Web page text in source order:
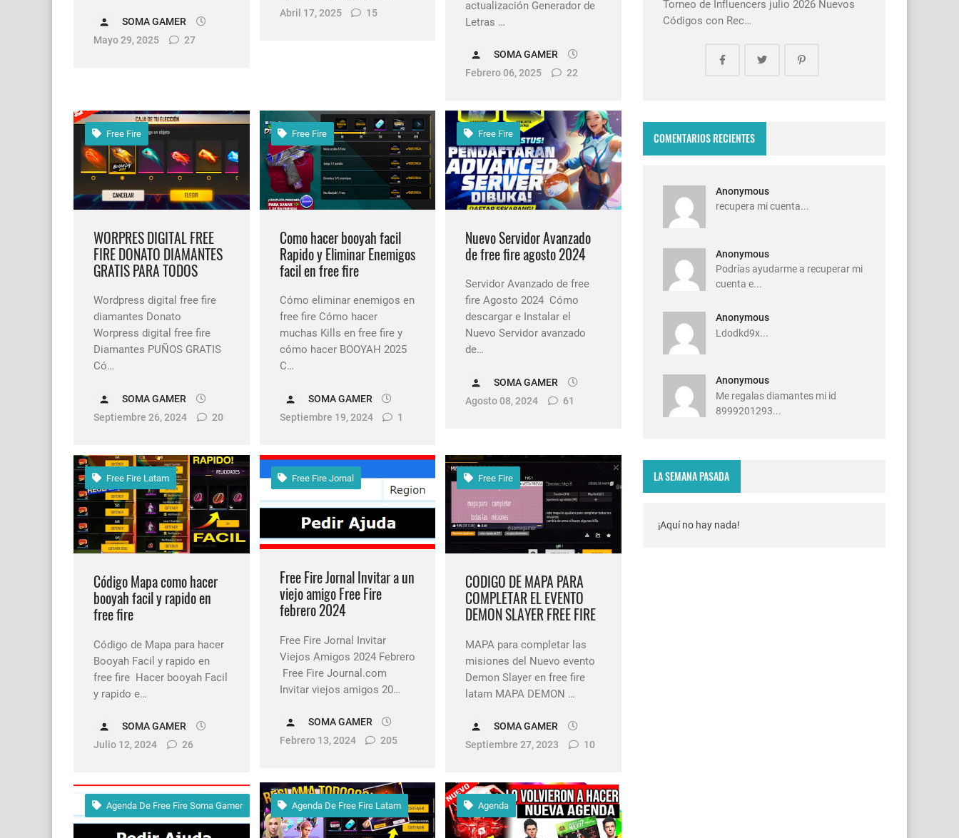
SOMA GAMER
Mayo 29, 2025
27
Abril 17, 2025
15
actualización Generador de
Letras …
SOMA GAMER
Febrero 06, 2025
22
Free Fire
WORPRES DIGITAL FREE
FIRE DONATO DIAMANTES
GRATIS PARA TODOS
Wordpress digital free fire
diamantes Donato
Worpress digital free fire
Diamantes PUÑOS GRATIS
Có…
SOMA GAMER
Septiembre 26, 2024
20
Free Fire
Como hacer booyah facil
Rapido y Eliminar Enemigos
facil en free fire
Cómo eliminar enemigos en
free fire Cómo hacer
muchas Kills en free fire y
cómo hacer BOOYAH 2025
C…
SOMA GAMER
Septiembre 19, 2024
1
Free Fire
Nuevo Servidor Avanzado
de free fire agosto 2024
Servidor Avanzado de free
fire Agosto 2024 Cómo
descargar e Instalar el
Nuevo Servidor avanzado
de…
SOMA GAMER
Agosto 08, 2024
61
Free Fire Latam
Código Mapa como hacer
booyah facil y rapido en
free fire
Código de Mapa para hacer
Booyah Facil y rapido en
free fire Hacer booyah Facil
y rapido e…
SOMA GAMER
Julio 12, 2024
26
Free Fire Jornal
Free Fire Jornal Invitar a un
viejo amigo Free Fire
febrero 2024
Free Fire Jornal Invitar
Viejos Amigos 2024 Febrero
Free Fire Journal.com
Invitar viejos amigos 20…
SOMA GAMER
Febrero 13, 2024
205
Free Fire
CODIGO DE MAPA PARA
COMPLETAR EL EVENTO
DEMON SLAYER FREE FIRE
MAPA para completar las
misiones del Nuevo evento
Demon Slayer en free fire
latam MAPA DEMON …
SOMA GAMER
Septiembre 27, 2023
10
Agenda De Free Fire Soma Gamer Agenda De Free Fire Latam Agenda
Torneo de Influencers julio 2026 Nuevos
Códigos con Rec…
COMENTARIOS RECIENTES
Anonymous
recupera mi cuenta...
Anonymous
Podrías ayudarme a recuperar mi
cuenta e...
Anonymous
Ldodkd9x...
Anonymous
Me regalas diamantes mi id
8999201293...
LA SEMANA PASADA
¡Aquí no hay nada!